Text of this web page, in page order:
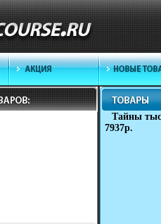
Тайны
7937p.